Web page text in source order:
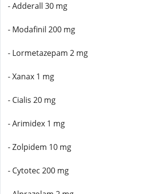
- Adderall 30 mg
- Modafinil 200 mg
- Lormetazepam 2 mg
- Xanax 1 mg
- Cialis 20 mg
- Arimidex 1 mg
- Zolpidem 10 mg
- Cytotec 200 mg